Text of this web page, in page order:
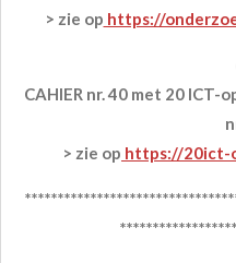
> zie op https://
CAHIER nr. 40 met 20 ICT-
> zie op https://20ict-